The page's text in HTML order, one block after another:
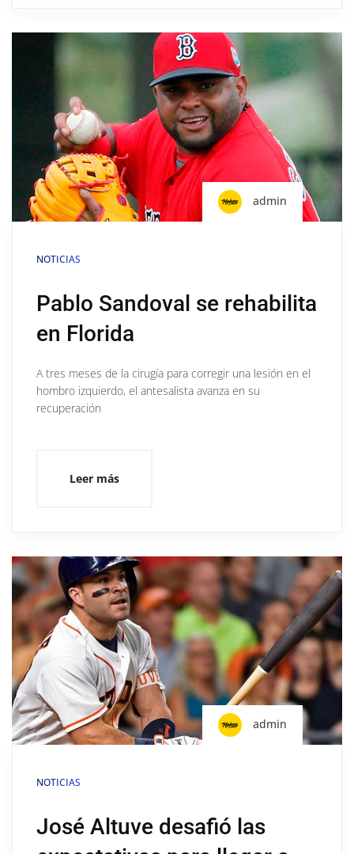
admin
NOTICIAS
Pablo Sandoval se rehabilita
en Florida
A tres meses de la cirugía para corregir una lesión en el
hombro izquierdo, el antesalista avanza en su
recuperación
Leer más
admin
NOTICIAS
José Altuve desafió las